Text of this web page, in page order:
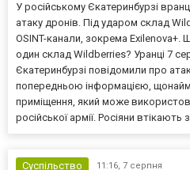
У російському Єкатеринбурзі
атаку дронів. Під ударом склад
OSINT-канали, зокрема
один склад Wildberries? Уранці 7
Єкатеринбурзі повідомили про
попередньою інформацією,
приміщення, який може
російської армії. Росіяни втікають
Суспільство 11:16, 7 серпня